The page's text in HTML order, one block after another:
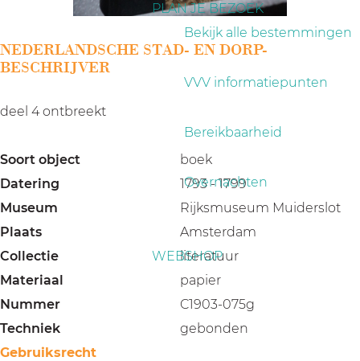
PLAN JE BEZOEK
Bekijk alle bestemmingen
VVV informatiepunten
Bereikbaarheid
Overnachten
WEBSHOP
NEDERLANDSCHE STAD- EN DORP-
BESCHRIJVER
deel 4 ontbreekt
Soort object
boek
Datering
1793 - 1799
Museum
Rijksmuseum Muiderslot
Plaats
Amsterdam
Collectie
literatuur
Materiaal
papier
Nummer
C1903-075g
Techniek
gebonden
Gebruiksrecht